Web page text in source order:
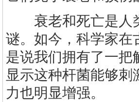
衰老和死亡是人
谜。如今，科学家
是说我们拥有了一把
显示这种杆菌能够
力也明显增强。